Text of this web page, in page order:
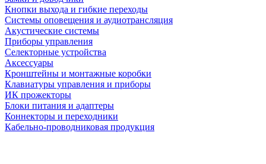
Кнопки выхода и гибкие переходы
Системы оповещения и аудиотрансляция
Акустические системы
Приборы управления
Селекторные устройства
Аксессуары
Кронштейны и монтажные коробки
Клавиатуры управления и приборы
ИК прожекторы
Блоки питания и адаптеры
Коннекторы и переходники
Кабельно-проводниковая продукция